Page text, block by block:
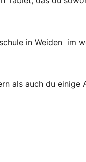
in Weiden im
als auch du